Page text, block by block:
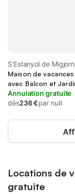
S'Estanyol de
Maison de
avec Balcon et
Annulation gratuite
dès236 €par nuit
Locations de
gratuite